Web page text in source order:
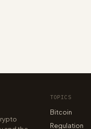
TOPICS
Bitcoin
Regulation